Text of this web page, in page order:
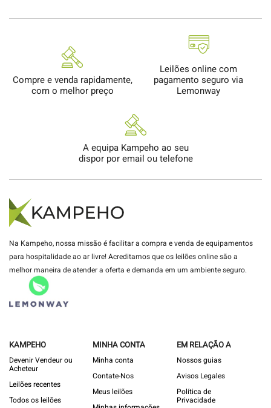
Compre e venda rapidamente,
com o melhor preço
Leilões online com
pagamento seguro via
Lemonway
A equipa Kampeho ao seu
dispor por email ou telefone
Na Kampeho, nossa missão é facilitar a compra e venda de equipamentos
para hospitalidade ao ar livre! Acreditamos que os leilões online são a
melhor maneira de atender a oferta e demanda em um ambiente seguro.
KAMPEHO
Devenir Vendeur ou
Acheteur
Leilões recentes
Todos os leilões
MINHA CONTA
Minha conta
Contate-Nos
Meus leilões
EM RELAÇÃO A
Nossos guias
Avisos Legales
Política de
Privacidade